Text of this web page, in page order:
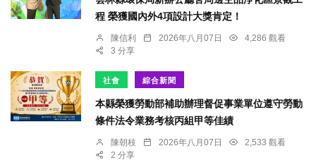
程 榮獲國內外4項設計大獎肯定！
陳信利 2026年八月07日
4,286 觀看
3 分享
社會 綜合新聞
本縣榮獲勞動部補助辦理督促事業單位遵守勞動
條件法令業務考核丙組甲等佳績
陳朝枝 2026年八月07日
2,533 觀看
2 分享